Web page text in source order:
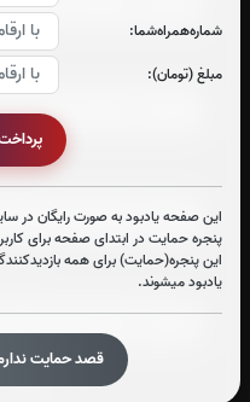
شماره‌همراه‌شما:
مبلغ (تومان):
این صفحه یادبود به صورت رایگان در
پنجره حمایت در ابتدای صفحه برای
این پنجره(حمایت) برای همه
یادبود میشوند.
قصد حمایت
صوت
صوت
صوت